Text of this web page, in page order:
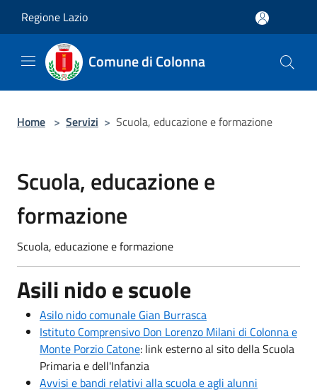
Regione Lazio
Comune di Colonna
Home > Servizi > Scuola, educazione e formazione
Scuola, educazione e
formazione
Scuola, educazione e formazione
Asili nido e scuole
Asilo nido comunale Gian Burrasca
Istituto Comprensivo Don Lorenzo Milani di Colonna e
Monte Porzio Catone: link esterno al sito della Scuola
Primaria e dell'Infanzia
Avvisi e bandi relativi alla scuola e agli alunni